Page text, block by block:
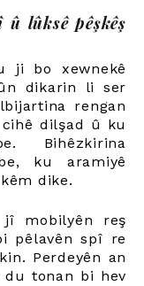
û lûksê pêşkêş
ji bo xewnekê
dikarin li ser
rengan
dilşad û ku
Bihêzkirina
ku aramiyê
dike.
mobilyên reş
pêlavên spî re
Perdeyên an
tonan bi hev